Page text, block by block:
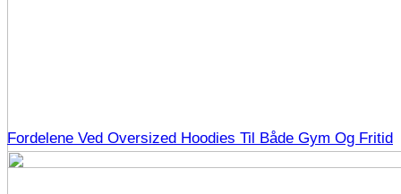
Fordelene Ved Oversized Hoodies Til Både Gym Og Fritid